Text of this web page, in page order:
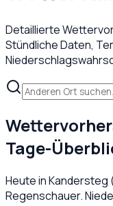
Detaillierte
Stündliche Daten,
Tage-
Heute inKandersteg
Regenschauer.